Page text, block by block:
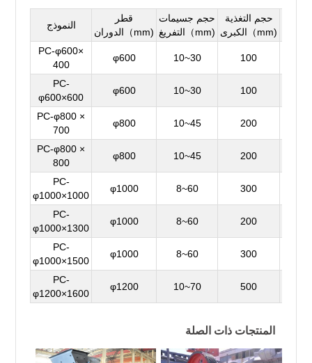
النموذج
قطر
الدوران（mm)
حجم جسيمات
التفريغ（mm)
حجم التغذية
الكبرى（mm)
PC-φ600×
400
φ600 10~30 100
PC-
φ600×600
φ600 10~30 100
PC-φ800 ×
700
φ800 10~45 200
PC-φ800 ×
800
φ800 10~45 200
PC-
φ1000×1000
φ1000 8~60 300
PC-
φ1000×1300
φ1000 8~60 200
PC-
φ1000×1500
φ1000 8~60 300
PC-
φ1200×1600
φ1200 10~70 500
المنتجات ذات الصلة